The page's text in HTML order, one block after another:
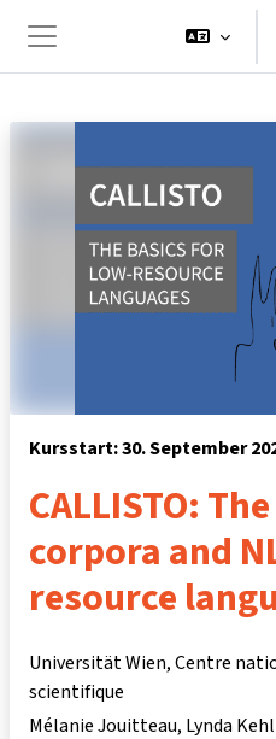
Website-Übersicht
Kursstart: 30. September
CALLISTO:
corpora and
resource
Universität Wien, Centre
scientifique
Mélanie Jouitteau Lynda